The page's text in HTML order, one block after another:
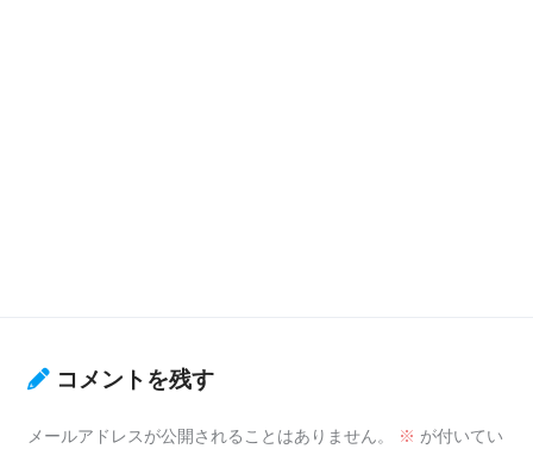
コメントを残す
メールアドレスが公開されることはありません。 ※ が付いてい